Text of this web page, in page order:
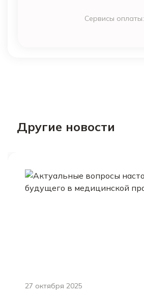
Сервисы оплаты:
Другие новости
27 октября 2025